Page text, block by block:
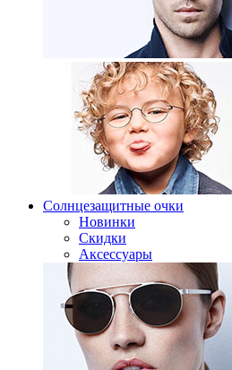
Солнцезащитные очки
Новинки
Скидки
Аксессуары